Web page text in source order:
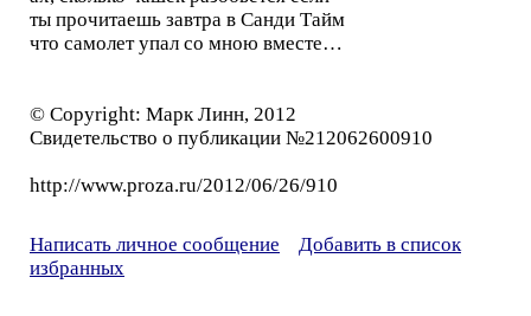
ты прочитаешь завтра в Санди Тайм
что самолет упал со мною вместе…
© Copyright: Марк Линн, 2012
Свидетельство о публикации №212062600910
http://www.proza.ru/2012/06/26/910
Написать личное сообщение
Добавить в список
избранных